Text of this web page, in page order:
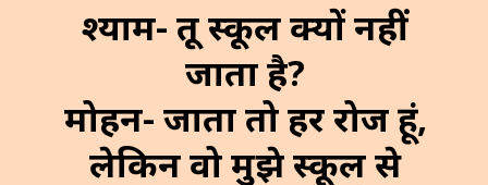
श्याम- तू स्कूल क्यों नहीं
जाता है?
मोहन- जाता तो हर रोज हूं,
लेकिन वो मुझे स्कूल से